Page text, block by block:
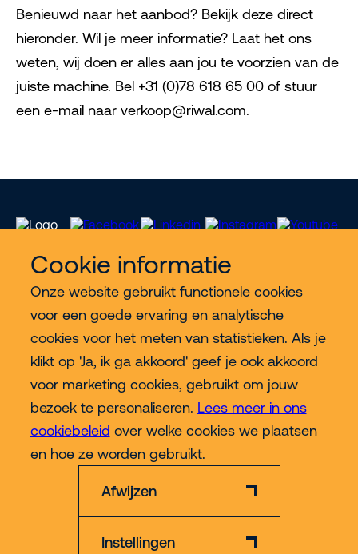
Cookie informatie
Onze website gebruikt functionele cookies
voor een goede ervaring en analytische
cookies voor het meten van statistieken. Als je
klikt op 'Ja, ik ga akkoord' geef je ook akkoord
voor marketing cookies, gebruikt om jouw
bezoek te personaliseren. Lees meer in ons
cookiebeleid over welke cookies we plaatsen
en hoe ze worden gebruikt.
Afwijzen
Instellingen
Benieuwd naar het aanbod? Bekijk deze direct
hieronder. Wil je meer informatie? Laat het ons
weten, wij doen er alles aan jou te voorzien van de
juiste machine. Bel +31 (0)78 618 65 00 of stuur
een e-mail naar verkoop@riwal.com.
Meer Riwal
Industries
Contact
Meer